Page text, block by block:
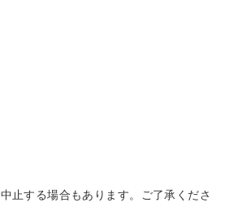
止する場合もあります。ご了承くださ